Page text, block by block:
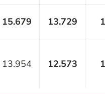
15.679 13.729
13.954 12.573